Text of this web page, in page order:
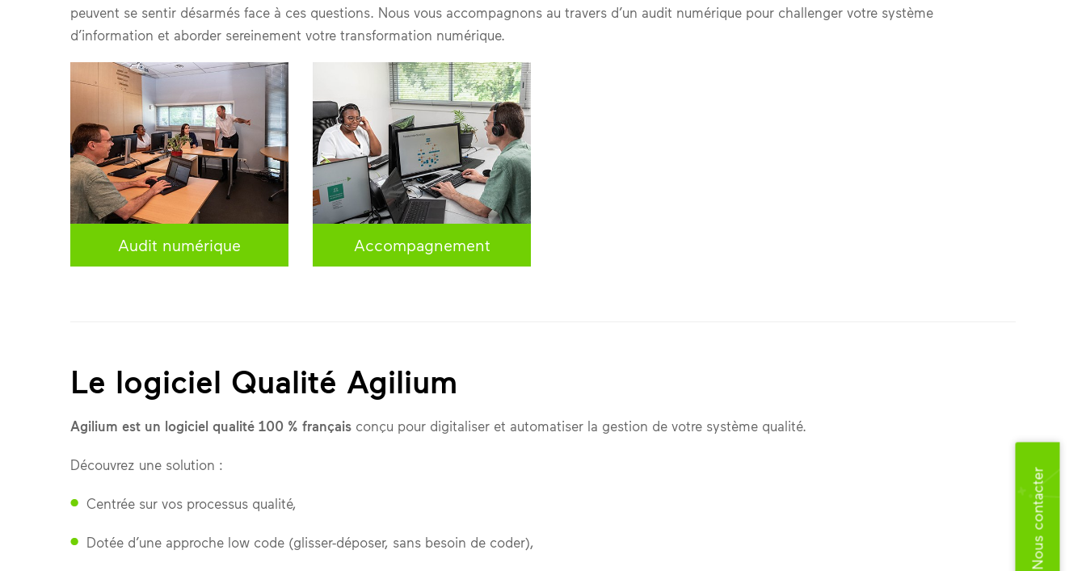
Nous contacter
peuvent se sentir désarmés face à ces questions. Nous vous accompagnons au travers d’un audit numérique pour challenger votre système
d’information et aborder sereinement votre transformation numérique.
Audit numérique Accompagnement
Le logiciel Qualité Agilium
Agilium est un logiciel qualité 100 % français conçu pour digitaliser et automatiser la gestion de votre système qualité.
Découvrez une solution :
Centrée sur vos processus qualité,
Dotée d’une approche low code (glisser-déposer, sans besoin de coder),